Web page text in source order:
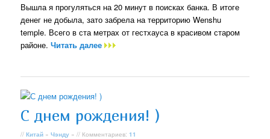
Вышла я прогуляться на 20 минут в поисках банка. В итоге
денег не добыла, зато забрела на территорию Wenshu
temple. Всего в ста метрах от гестхауса в красивом старом
районе.Читать далее
С днем рождения! )
//Китай »Чэнду » // Комментариев:11